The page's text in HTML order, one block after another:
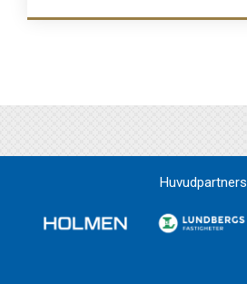
Huvudpartners